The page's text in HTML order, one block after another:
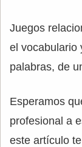
Juegos
el vocabulario
palabras, de
Esperamos
profesional a
este artículo